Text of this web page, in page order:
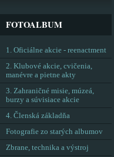
FOTOALBUM
1. Oficiálne akcie - reenactment
2. Klubové akcie, cvičenia,
manévre a pietne akty
3. Zahraničné misie, múzeá,
burzy a súvisiace akcie
4. Členská základňa
Fotografie zo starých albumov
Zbrane, technika a výstroj